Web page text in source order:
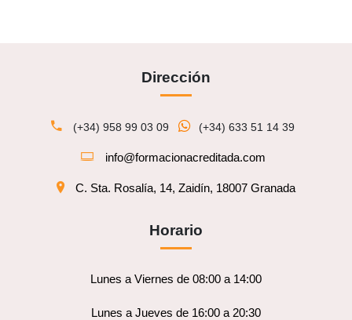
Dirección
(+34) 958 99 03 09 (+34) 633 51 14 39
info@formacionacreditada.com
C. Sta. Rosalía, 14, Zaidín, 18007 Granada
Horario
Lunes a Viernes de 08:00 a 14:00
Lunes a Jueves de 16:00 a 20:30